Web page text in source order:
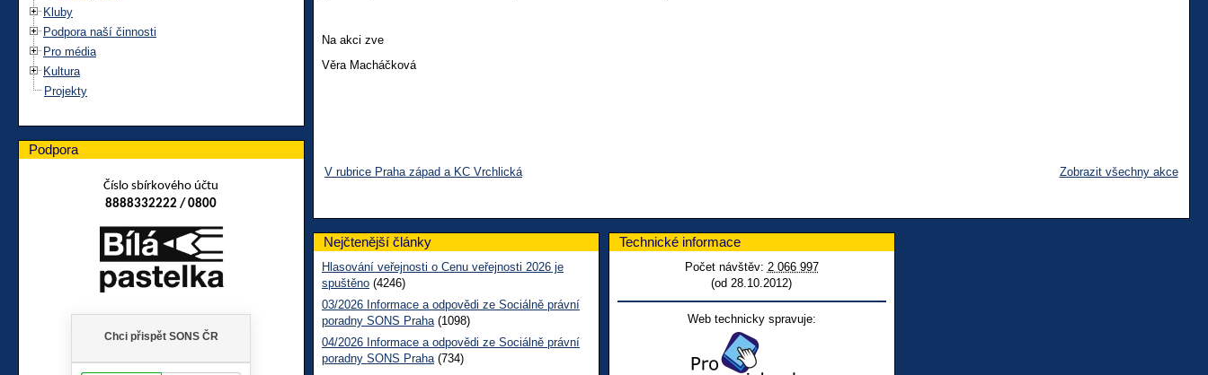
Kluby
Podpora naší činnosti
Pro média
Kultura
Projekty
Na akci zve
Věra Macháčková
V rubrice Praha západ a KC Vrchlická Zobrazit všechny akce
Podpora
Číslo sbírkového účtu
8888332222 / 0800
Nejčtenější články
Hlasování veřejnosti o Cenu veřejnosti 2026 je
spuštěno (4246)
03/2026 Informace a odpovědi ze Sociálně právní
poradny SONS Praha (1098)
04/2026 Informace a odpovědi ze Sociálně právní
poradny SONS Praha (734)
Technické informace
Počet návštěv: 2 066 997
(od 28.10.2012)
Web technicky spravuje: